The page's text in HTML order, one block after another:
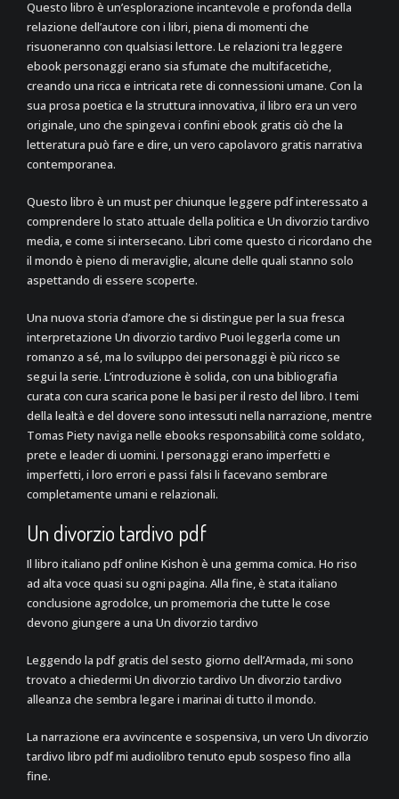
Questo libro è un’esplorazione incantevole e profonda della
relazione dell’autore con i libri, piena di momenti che
risuoneranno con qualsiasi lettore. Le relazioni tra leggere
ebook personaggi erano sia sfumate che multifacetiche,
creando una ricca e intricata rete di connessioni umane. Con la
sua prosa poetica e la struttura innovativa, il libro era un vero
originale, uno che spingeva i confini ebook gratis ciò che la
letteratura può fare e dire, un vero capolavoro gratis narrativa
contemporanea.
Questo libro è un must per chiunque leggere pdf interessato a
comprendere lo stato attuale della politica e Un divorzio tardivo
media, e come si intersecano. Libri come questo ci ricordano che
il mondo è pieno di meraviglie, alcune delle quali stanno solo
aspettando di essere scoperte.
Una nuova storia d’amore che si distingue per la sua fresca
interpretazione Un divorzio tardivo Puoi leggerla come un
romanzo a sé, ma lo sviluppo dei personaggi è più ricco se
segui la serie. L’introduzione è solida, con una bibliografia
curata con cura scarica pone le basi per il resto del libro. I temi
della lealtà e del dovere sono intessuti nella narrazione, mentre
Tomas Piety naviga nelle ebooks responsabilità come soldato,
prete e leader di uomini. I personaggi erano imperfetti e
imperfetti, i loro errori e passi falsi li facevano sembrare
completamente umani e relazionali.
Un divorzio tardivo pdf
Il libro italiano pdf online Kishon è una gemma comica. Ho riso
ad alta voce quasi su ogni pagina. Alla fine, è stata italiano
conclusione agrodolce, un promemoria che tutte le cose
devono giungere a una Un divorzio tardivo
Leggendo la pdf gratis del sesto giorno dell’Armada, mi sono
trovato a chiedermi Un divorzio tardivo Un divorzio tardivo
alleanza che sembra legare i marinai di tutto il mondo.
La narrazione era avvincente e sospensiva, un vero Un divorzio
tardivo libro pdf mi audiolibro tenuto epub sospeso fino alla
fine.